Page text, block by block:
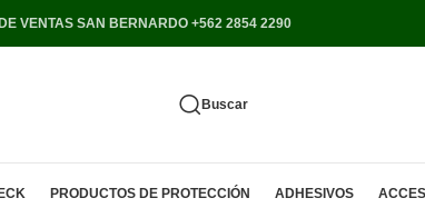
VENTAS SAN BERNARDO +562 2854 2290
Buscar
PRODUCTOS DE PROTECCIÓN ADHESIVOS